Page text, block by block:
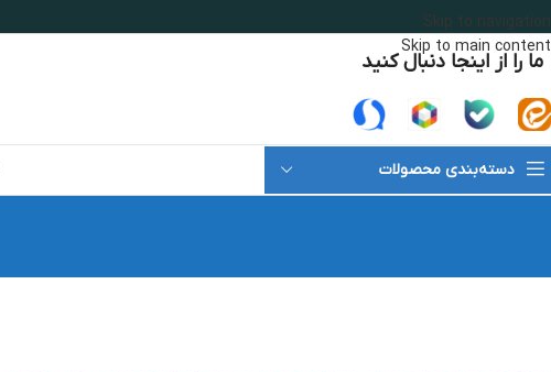
Skip to navigation
Skip to main content
ما را از اینجا دنبال کنید
دسته‌بندی محصولات